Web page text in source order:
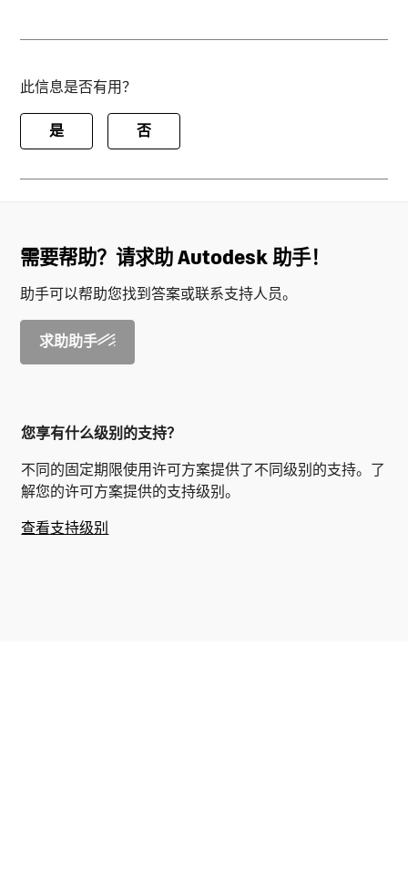
此信息是否有用？
是 否
需要帮助？请求助 Autodesk 助手！
助手可以帮助您找到答案或联系支持人员。
求助助手
您享有什么级别的支持？
不同的固定期限使用许可方案提供了不同级别的支持。了
解您的许可方案提供的支持级别。
查看支持级别